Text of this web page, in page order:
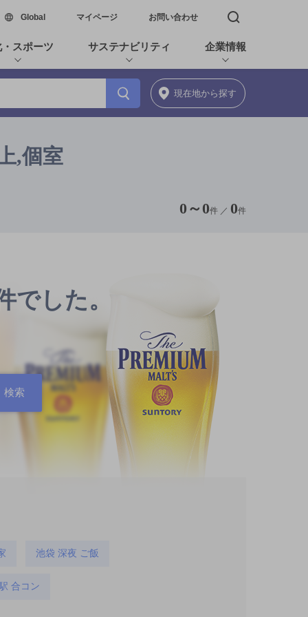
Global新しいウィンドウで開く
マイページ お問い合わせ 検索窓を開く
スポーツ サステナビリティ 企業情報
現在地から探す
,個室
0 ～ 0件 ／ 0件
でした。
池袋 深夜 ご飯
合コン